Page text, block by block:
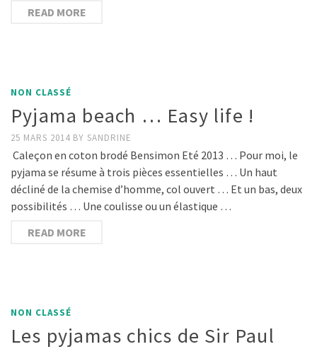
READ MORE
NON CLASSÉ
Pyjama beach … Easy life !
25 MARS 2014 BY SANDRINE
Caleçon en coton brodé Bensimon Eté 2013 … Pour moi, le
pyjama se résume à trois pièces essentielles … Un haut
décliné de la chemise d’homme, col ouvert … Et un bas, deux
possibilités … Une coulisse ou un élastique …
READ MORE
NON CLASSÉ
Les pyjamas chics de Sir Paul